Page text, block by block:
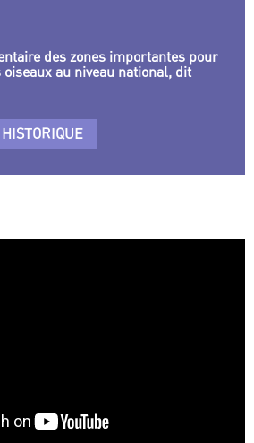
des zones importantes pour
au niveau national, dit